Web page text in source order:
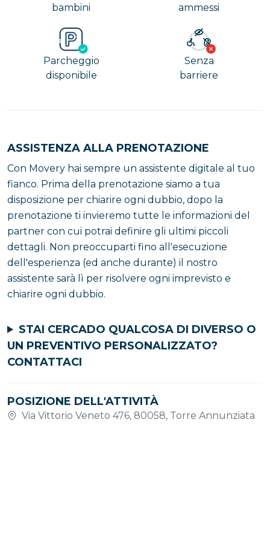
bambini ammessi
Parcheggio
disponibile
Senza
barriere
ASSISTENZA ALLA PRENOTAZIONE
Con Movery hai sempre un assistente digitale al tuo
fianco. Prima della prenotazione siamo a tua
disposizione per chiarire ogni dubbio, dopo la
prenotazione ti invieremo tutte le informazioni del
partner con cui potrai definire gli ultimi piccoli
dettagli. Non preoccuparti fino all'esecuzione
dell'esperienza (ed anche durante) il nostro
assistente sarà lì per risolvere ogni imprevisto e
chiarire ogni dubbio.
STAI CERCADO QUALCOSA DI DIVERSO O
UN PREVENTIVO PERSONALIZZATO?
CONTATTACI
POSIZIONE DELL'ATTIVITÀ
Via Vittorio Veneto 476, 80058, Torre Annunziata